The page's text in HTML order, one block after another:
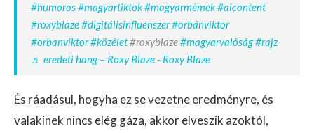
#humoros#magyartiktok#magyarmémek#aicontent
#roxyblaze#digitálisinfluenszer#orbánviktor
#orbanviktor#közélet#roxyblaze#magyarvalóság#rajz
♬ eredeti hang – Roxy Blaze - Roxy Blaze
És ráadásul, hogyha ez se vezetne eredményre, és
valakinek nincs elég gáza, akkor elveszik azoktól,